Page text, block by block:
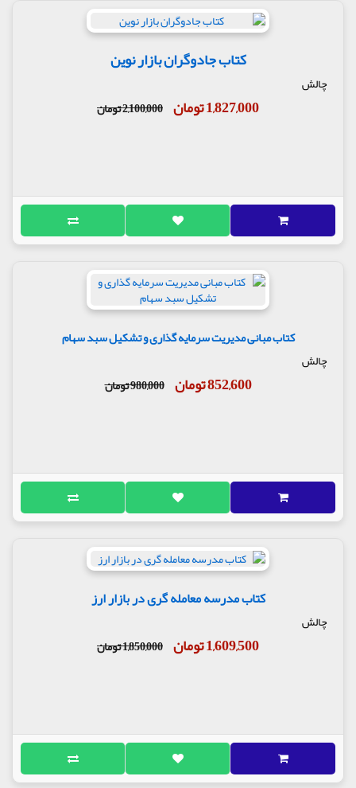
کتاب جادوگران بازار نوین
چالش
1,827,000 تومان 2,100,000 تومان
کتاب مبانی مدیریت سرمایه گذاری و تشکیل سبد سهام
چالش
852,600 تومان 980,000 تومان
کتاب مدرسه معامله گری در بازار ارز
چالش
1,609,500 تومان 1,850,000 تومان